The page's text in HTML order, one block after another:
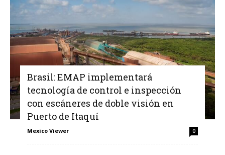
Brasil: EMAP implementará
tecnología de control e inspección
con escáneres de doble visión en
Puerto de Itaquí
Mexico Viewer 0